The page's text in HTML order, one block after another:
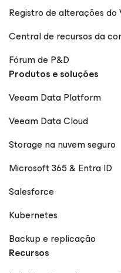
Registro de alterações
Central de recursos da
Fórum de P&D
Produtos e soluções
Veeam Data Platform
Veeam Data Cloud
Storage na nuvem seguro
Microsoft 365 & Entra ID
Salesforce
Kubernetes
Backup e replicação
Recursos